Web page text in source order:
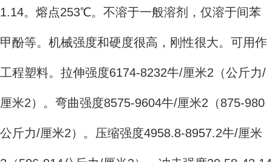
1.14。熔点253℃。不溶于一般溶剂，仅溶于间苯
甲酚等。机械强度和硬度很高，刚性很大。可用作
工程塑料。拉伸强度6174-8232牛/厘米2（公斤力/
厘米2）。弯曲强度8575-9604牛/厘米2（875-980
公斤力/厘米2）。压缩强度4958.8-8957.2牛/厘米